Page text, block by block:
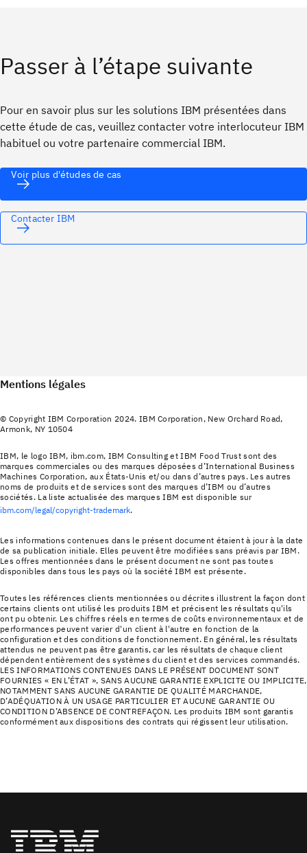
Passer à l’étape suivante
Pour en savoir plus sur les solutions IBM présentées dans
cette étude de cas, veuillez contacter votre interlocuteur IBM
habituel ou votre partenaire commercial IBM.
Voir plus d'études de cas
Contacter IBM
Mentions légales
© Copyright IBM Corporation 2024. IBM Corporation, New Orchard Road,
Armonk, NY 10504
IBM, le logo IBM, ibm.com, IBM Consulting et IBM Food Trust sont des
marques commerciales ou des marques déposées d’International Business
Machines Corporation, aux États-Unis et/ou dans d’autres pays. Les autres
noms de produits et de services sont des marques d’IBM ou d’autres
sociétés. La liste actualisée des marques IBM est disponible sur
ibm.com/legal/copyright-trademark.
Les informations contenues dans le présent document étaient à jour à la date
de sa publication initiale. Elles peuvent être modifiées sans préavis par IBM.
Les offres mentionnées dans le présent document ne sont pas toutes
disponibles dans tous les pays où la société IBM est présente.
Toutes les références clients mentionnées ou décrites illustrent la façon dont
certains clients ont utilisé les produits IBM et précisent les résultats qu'ils
ont pu obtenir. Les chiffres réels en termes de coûts environnementaux et de
performances peuvent varier d'un client à l'autre en fonction de la
configuration et des conditions de fonctionnement. En général, les résultats
attendus ne peuvent pas être garantis, car les résultats de chaque client
dépendent entièrement des systèmes du client et des services commandés.
LES INFORMATIONS CONTENUES DANS LE PRÉSENT DOCUMENT SONT
FOURNIES « EN L’ÉTAT », SANS AUCUNE GARANTIE EXPLICITE OU IMPLICITE,
NOTAMMENT SANS AUCUNE GARANTIE DE QUALITÉ MARCHANDE,
D’ADÉQUATION À UN USAGE PARTICULIER ET AUCUNE GARANTIE OU
CONDITION D’ABSENCE DE CONTREFAÇON. Les produits IBM sont garantis
conformément aux dispositions des contrats qui régissent leur utilisation.